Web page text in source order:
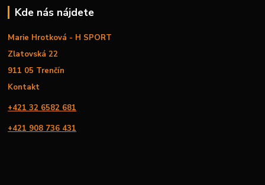
Kde nás nájdete
Marie Hrotková - H SPORT
Zlatovská 22
911 05 Trenčín
Kontakt
+421 32 6582 681
+421 908 736 431